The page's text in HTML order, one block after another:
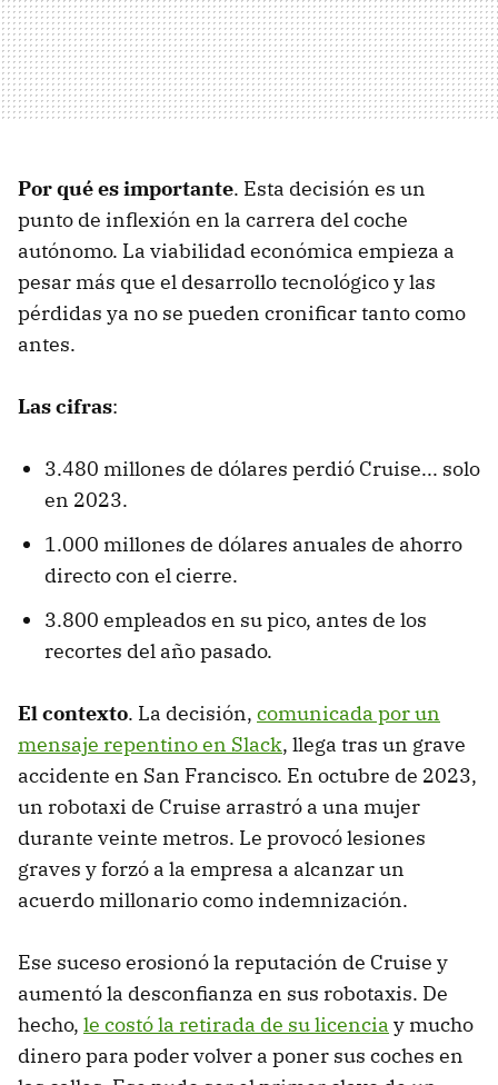
Por qué es importante. Esta decisión es un
punto de inflexión en la carrera del coche
autónomo. La viabilidad económica empieza a
pesar más que el desarrollo tecnológico y las
pérdidas ya no se pueden cronificar tanto como
antes.
Las cifras:
3.480 millones de dólares perdió Cruise... solo
en 2023.
1.000 millones de dólares anuales de ahorro
directo con el cierre.
3.800 empleados en su pico, antes de los
recortes del año pasado.
El contexto. La decisión, comunicada por un
mensaje repentino en Slack, llega tras un grave
accidente en San Francisco. En octubre de 2023,
un robotaxi de Cruise arrastró a una mujer
durante veinte metros. Le provocó lesiones
graves y forzó a la empresa a alcanzar un
acuerdo millonario como indemnización.
Ese suceso erosionó la reputación de Cruise y
aumentó la desconfianza en sus robotaxis. De
hecho, le costó la retirada de su licencia y mucho
dinero para poder volver a poner sus coches en